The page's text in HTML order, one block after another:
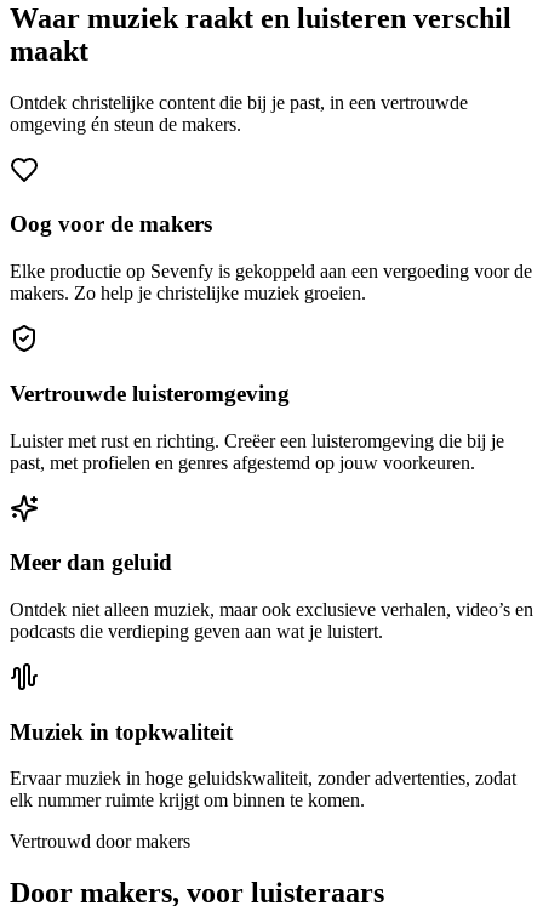
Waar muziek raakt en luisteren verschil
maakt
Ontdek christelijke content die bij je past, in een vertrouwde
omgeving én steun de makers.
Oog voor de makers
Elke productie op Sevenfy is gekoppeld aan een vergoeding voor de
makers. Zo help je christelijke muziek groeien.
Vertrouwde luisteromgeving
Luister met rust en richting. Creëer een luisteromgeving die bij je
past, met profielen en genres afgestemd op jouw voorkeuren.
Meer dan geluid
Ontdek niet alleen muziek, maar ook exclusieve verhalen, video’s en
podcasts die verdieping geven aan wat je luistert.
Muziek in topkwaliteit
Ervaar muziek in hoge geluidskwaliteit, zonder advertenties, zodat
elk nummer ruimte krijgt om binnen te komen.
Vertrouwd door makers
Door makers, voor luisteraars